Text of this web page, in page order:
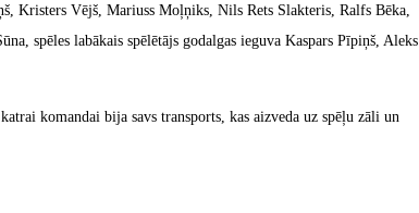
Kristers Vējš, Mariuss Moļņiks, Nils Rets Slakteris, Ralfs Bēka,
spēles labākais spēlētājs godalgas ieguva Kaspars Pīpiņš, Aleks
komandai bija savs transports, kas aizveda uz spēļu zāli un